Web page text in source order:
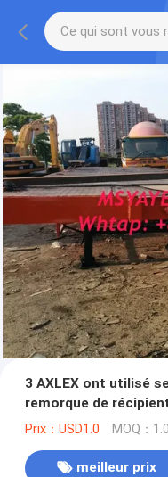
3 AXLEX ont utilisé
remorque de
Prix：USD1.0 MOQ：
meilleur prix